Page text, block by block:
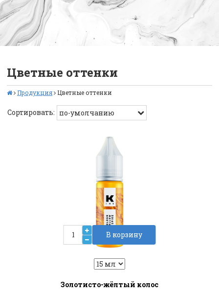
Цветные оттенки
Продукция Цветные оттенки
Сортировать:
Liquid::VariantDropLiquid::VariantDrop
Золотисто-жёлтый колос
В корзину